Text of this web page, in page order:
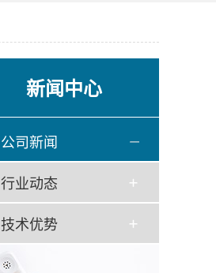
新闻中心
公司新闻
行业动态
技术优势